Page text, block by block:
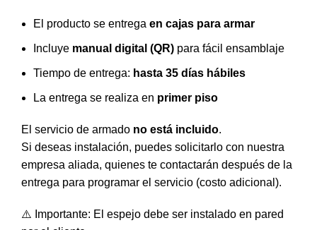
El producto se entrega en cajas para armar
Incluye manual digital (QR) para fácil ensamblaje
Tiempo de entrega: hasta 35 días hábiles
La entrega se realiza en primer piso
El servicio de armado no está incluido.
Si deseas instalación, puedes solicitarlo con nuestra
empresa aliada, quienes te contactarán después de la
entrega para programar el servicio (costo adicional).
⚠️ Importante: El espejo debe ser instalado en pared